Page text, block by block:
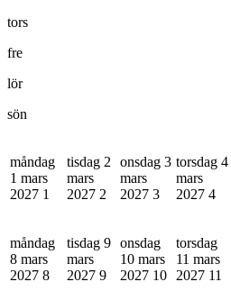
tors
fre
lör
sön
måndag
1 mars
2027 1
tisdag 2
mars
2027 2
onsdag 3
mars
2027 3
torsdag 4
mars
2027 4
måndag
8 mars
2027 8
tisdag 9
mars
2027 9
onsdag
10 mars
2027 10
torsdag
11 mars
2027 11